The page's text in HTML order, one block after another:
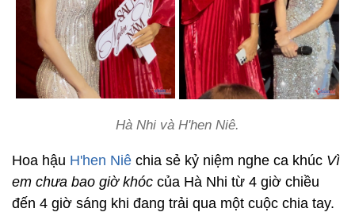
Hà Nhi và H'hen Niê.
Hoa hậu H'hen Niê chia sẻ kỷ niệm nghe ca khúc Vì
em chưa bao giờ khóc của Hà Nhi từ 4 giờ chiều
đến 4 giờ sáng khi đang trải qua một cuộc chia tay.